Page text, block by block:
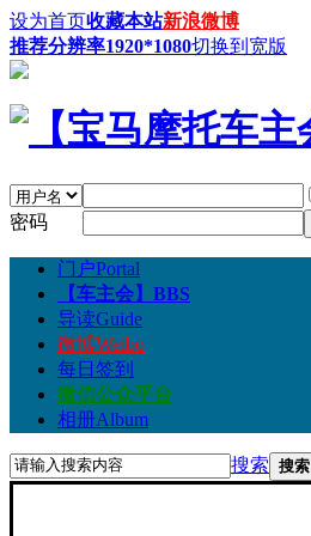
设为首页收藏本站新浪微博
推荐分辨率1920*1080切换到宽版
密码
门户Portal
【车主会】 BBS
导读Guide
微博Weibo
每日签到
微信公众平台
相册Album
搜索 搜索